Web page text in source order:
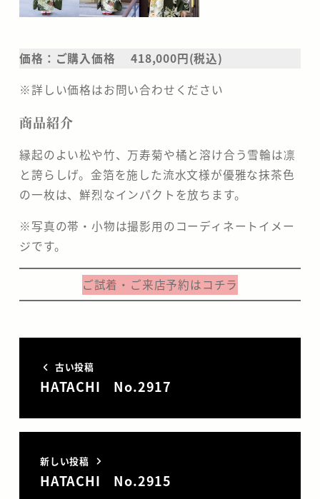
価格： ご購入価格 418,000円(税込)
※詳しい価格はお問い合わせください
商品紹介
縁起のよい松や竹、万寿菊や橘と溶け合う雪輪は凛
と誇らしげ。金箔を施した流水文様が優雅な抹茶色
の一枚は、鮮烈なインパクトを放ちます。
※写真の帯・小物は撮影用のコーディネートイメー
ジです。
ご試着・ご来店予約はコチラ
古い投稿
HATACHI No.2917
新しい投稿
HATACHI No.2915